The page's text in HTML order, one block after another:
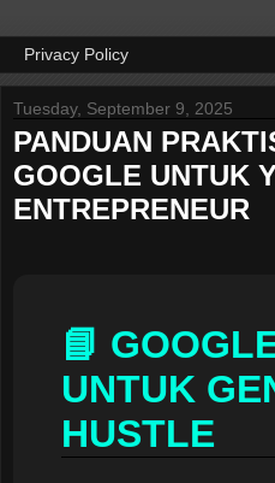
Tuesday, September 9, 2025
PANDUAN
GOOGLE UNTUK
ENTREPRENEUR
📘
UNTUK
HUSTLE